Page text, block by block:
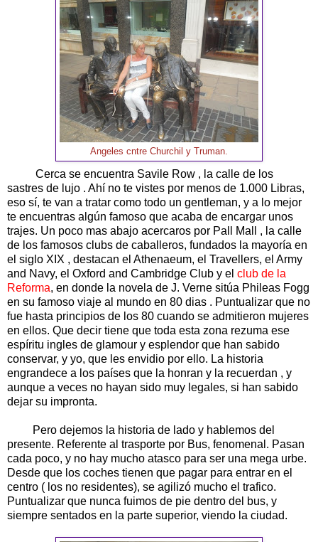
Angeles cntre Churchil y Truman.
Cerca se encuentra Savile Row , la calle de los
sastres de lujo . Ahí no te vistes por menos de 1.000 Libras,
eso sí, te van a tratar como todo un gentleman, y a lo mejor
te encuentras algún famoso que acaba de encargar unos
trajes. Un poco mas abajo acercaros por Pall Mall , la calle
de los famosos clubs de caballeros, fundados la mayoría en
el siglo XIX , destacan el Athenaeum, el Travellers, el Army
and Navy, el Oxford and Cambridge Club y el club de la
Reforma, en donde la novela de J. Verne sitúa Phileas Fogg
en su famoso viaje al mundo en 80 dias . Puntualizar que no
fue hasta principios de los 80 cuando se admitieron mujeres
en ellos. Que decir tiene que toda esta zona rezuma ese
espíritu ingles de glamour y esplendor que han sabido
conservar, y yo, que les envidio por ello. La historia
engrandece a los países que la honran y la recuerdan , y
aunque a veces no hayan sido muy legales, si han sabido
dejar su impronta.
Pero dejemos la historia de lado y hablemos del
presente. Referente al trasporte por Bus, fenomenal. Pasan
cada poco, y no hay mucho atasco para ser una mega urbe.
Desde que los coches tienen que pagar para entrar en el
centro ( los no residentes), se agilizó mucho el trafico.
Puntualizar que nunca fuimos de pie dentro del bus, y
siempre sentados en la parte superior, viendo la ciudad.